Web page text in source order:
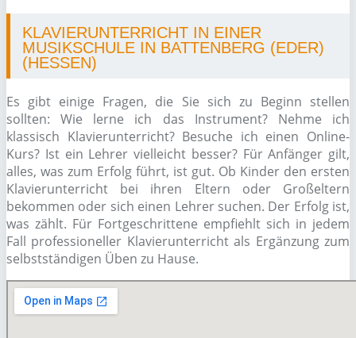
KLAVIERUNTERRICHT IN EINER
MUSIKSCHULE IN BATTENBERG (EDER)
(HESSEN)
Es gibt einige Fragen, die Sie sich zu Beginn stellen
sollten: Wie lerne ich das Instrument? Nehme ich
klassisch Klavierunterricht? Besuche ich einen Online-
Kurs? Ist ein Lehrer vielleicht besser? Für Anfänger gilt,
alles, was zum Erfolg führt, ist gut. Ob Kinder den ersten
Klavierunterricht bei ihren Eltern oder Großeltern
bekommen oder sich einen Lehrer suchen. Der Erfolg ist,
was zählt. Für Fortgeschrittene empfiehlt sich in jedem
Fall professioneller Klavierunterricht als Ergänzung zum
selbstständigen Üben zu Hause.